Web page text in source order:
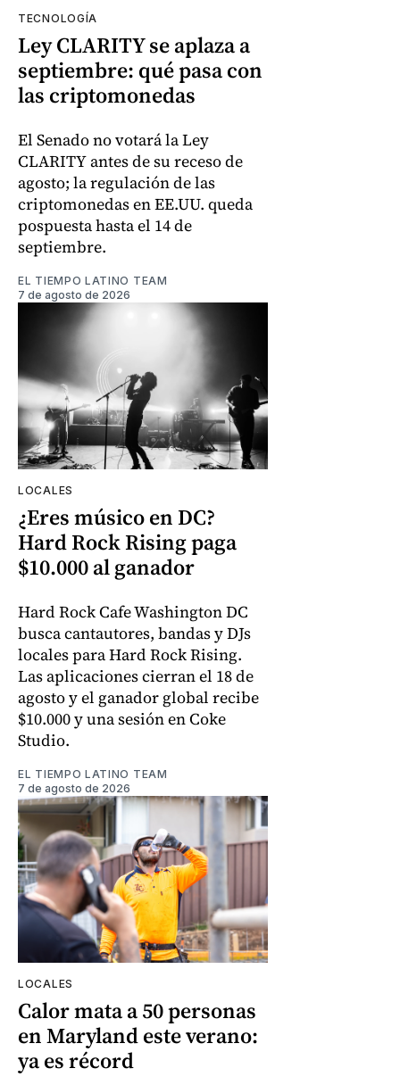
TECNOLOGÍA
Ley CLARITY se aplaza a
septiembre: qué pasa con
las criptomonedas
El Senado no votará la Ley
CLARITY antes de su receso de
agosto; la regulación de las
criptomonedas en EE.UU. queda
pospuesta hasta el 14 de
septiembre.
EL TIEMPO LATINO TEAM
7 de agosto de 2026
LOCALES
¿Eres músico en DC?
Hard Rock Rising paga
$10.000 al ganador
Hard Rock Cafe Washington DC
busca cantautores, bandas y DJs
locales para Hard Rock Rising.
Las aplicaciones cierran el 18 de
agosto y el ganador global recibe
$10.000 y una sesión en Coke
Studio.
EL TIEMPO LATINO TEAM
7 de agosto de 2026
LOCALES
Calor mata a 50 personas
en Maryland este verano:
ya es récord